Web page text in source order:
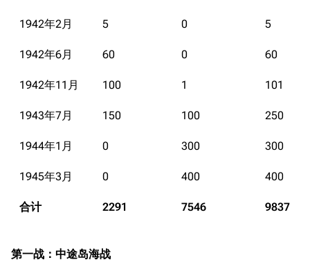
1942年2月 5 0 5
1942年6月 60 0 60
1942年11月 100 1 101
1943年7月 150 100 250
1944年1月 0 300 300
1945年3月 0 400 400
合计 2291 7546 9837
第一战：中途岛海战